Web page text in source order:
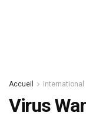
Accueil international
Virus